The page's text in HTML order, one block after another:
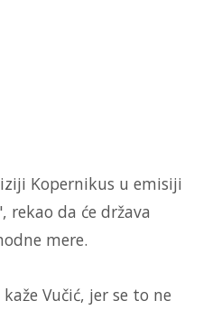
Kopernikus u emisiji
rekao da će država
mere.
Vučić, jer se to ne